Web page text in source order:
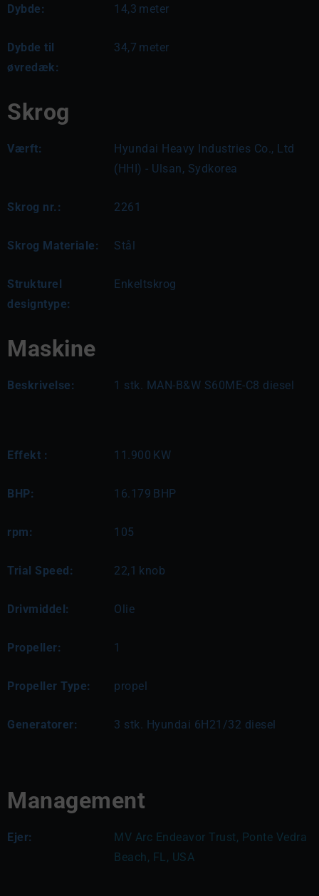
Dybde: 14,3 meter
Dybde til
øvredæk:
34,7 meter
Skrog
Værft:
Hyundai Heavy Industries Co., Ltd
(HHI) - Ulsan, Sydkorea
Skrog nr.: 2261
Skrog Materiale: Stål
Strukturel
designtype:
Enkeltskrog
Maskine
Beskrivelse: 1 stk. MAN-B&W S60ME-C8 diesel
Effekt : 11.900 KW
BHP: 16.179 BHP
rpm: 105
Trial Speed: 22,1 knob
Drivmiddel: Olie
Propeller: 1
Propeller Type: propel
Generatorer: 3 stk. Hyundai 6H21/32 diesel
Management
Ejer:
MV Arc Endeavor Trust, Ponte Vedra
Beach, FL, USA